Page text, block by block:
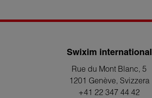
Swixim international
Rue du Mont Blanc, 5
1201 Genève, Svizzera
+41 22 347 44 42